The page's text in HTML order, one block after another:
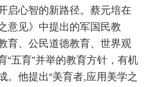
启心智的新路径。蔡元培在
意见》中提出的军国民教
育、公民道德教育、世界观
“五育”并举的教育方针，有机
。他提出“美育者,应用美学之